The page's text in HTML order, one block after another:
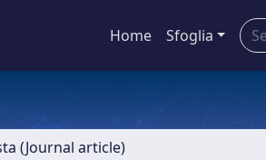
Home Sfoglia
(Journal article)